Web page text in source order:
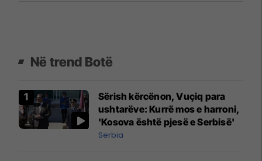
Në trend Botë
Sërish kërcënon, Vuçiq para
ushtarëve: Kurrë mos e harroni,
'Kosova është pjesë e Serbisë'
Serbia